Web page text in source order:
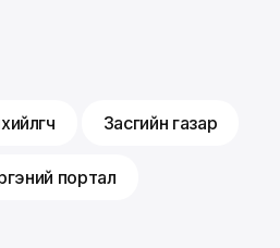
Засгийн газар
портал